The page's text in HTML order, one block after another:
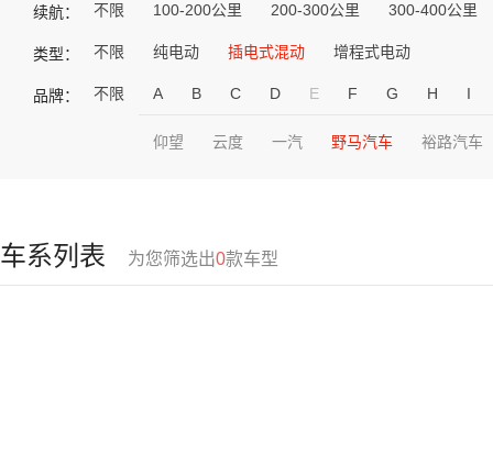
续航： 不限 100-200公里 200-300公里 300-400公里
类型： 不限 纯电动 插电式混动 增程式电动
品牌： 不限 A B C D E F G H I
仰望 云度 一汽 野马汽车 裕路汽车
车系列表 为您筛选出0款车型